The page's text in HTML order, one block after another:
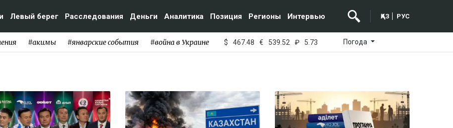
Левый берег Расследования Деньги Аналитика Позиция Регионы Интервью ҚАЗ РУС
#акимы #январские события #война в Украине $ 467.48 € 539.52 ₽ 5.73 Погода